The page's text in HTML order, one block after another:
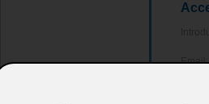
Email: